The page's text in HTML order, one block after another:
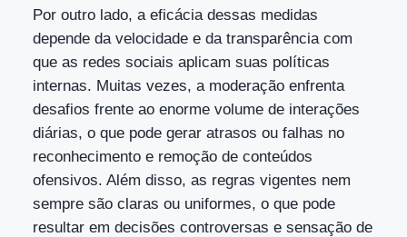
Por outro lado, a eficácia dessas medidas
depende da velocidade e da transparência com
que as redes sociais aplicam suas políticas
internas. Muitas vezes, a moderação enfrenta
desafios frente ao enorme volume de interações
diárias, o que pode gerar atrasos ou falhas no
reconhecimento e remoção de conteúdos
ofensivos. Além disso, as regras vigentes nem
sempre são claras ou uniformes, o que pode
resultar em decisões controversas e sensação de